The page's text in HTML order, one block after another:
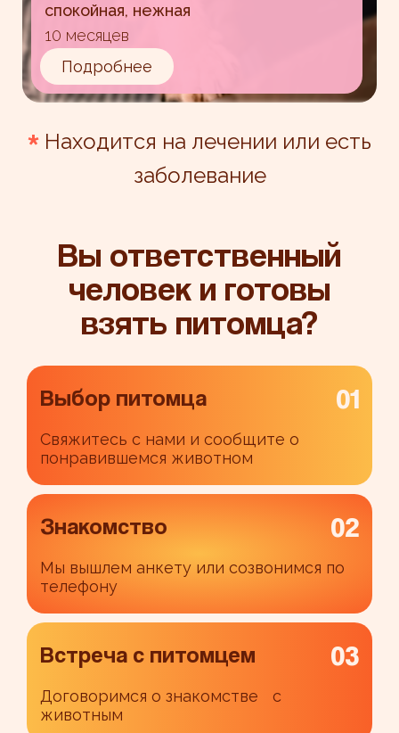
спокойная, нежная
10 месяцев
Подробнее
* Находится на лечении или есть
заболевание
Вы ответственный
человек и готовы
взять питомца?
Выбор питомца 01
Свяжитесь с нами и сообщите о
понравившемся животном
Знакомство 02
Мы вышлем анкету или созвонимся по
телефону
Встреча с питомцем 03
Договоримся о знакомстве с
животным